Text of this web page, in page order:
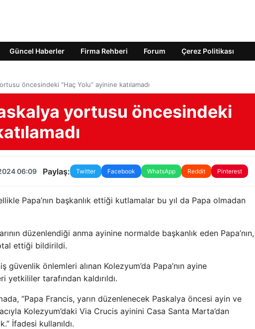
Güncel Haberler Firma Rehberi Forum Çerez Politikası
öncesindeki “Haç Yolu” ayinine katılamadı
yortusu öncesindeki
06:09 Paylaş: Twitter Facebook WhatsApp Reddit Pinterest
Papa’nın başkanlık ettiği kutlamalar bu yıl da Papa olmadan
düzenlendiği anma ayinine normalde başkanlık eden Papa’nın,
ettiği bildirildi.
önlemleri alınan Kolezyum’da Papa’nın ayine
yetkililer tarafından kaldırıldı.
“Papa Francis, yarın düzenlenecek Paskalya öncesi ayin ve
Kolezyum’daki Via Crucis ayinini Casa Santa Marta’dan
İfadesi kullanıldı.